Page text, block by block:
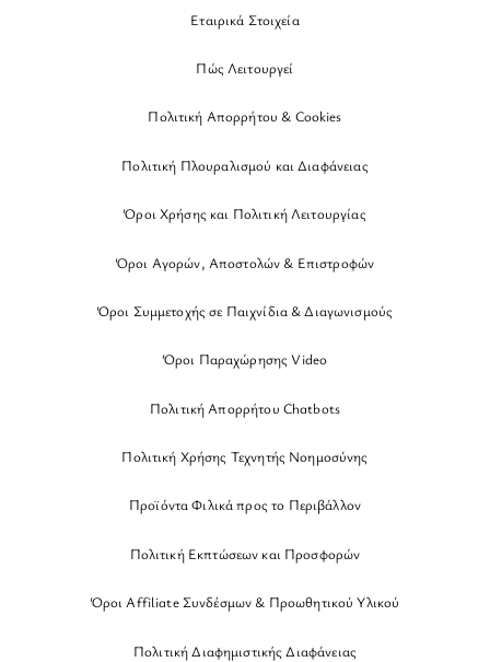
Εταιρικά Στοιχεία
Πώς Λειτουργεί
Πολιτική Απορρήτου & Cookies
Πολιτική Πλουραλισμού και Διαφάνειας
Όροι Χρήσης και Πολιτική Λειτουργίας
Όροι Αγορών, Αποστολών & Επιστροφών
Όροι Συμμετοχής σε Παιχνίδια & Διαγωνισμούς
Όροι Παραχώρησης Video
Πολιτική Απορρήτου Chatbots
Πολιτική Χρήσης Τεχνητής Νοημοσύνης
Προϊόντα Φιλικά προς το Περιβάλλον
Πολιτική Εκπτώσεων και Προσφορών
Όροι Affiliate Συνδέσμων & Προωθητικού Υλικού
Πολιτική Διαφημιστικής Διαφάνειας